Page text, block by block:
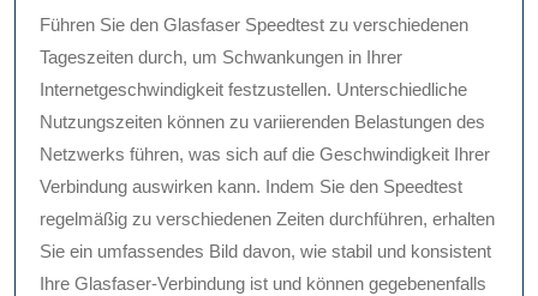
Führen Sie den Glasfaser Speedtest zu verschiedenen
Tageszeiten durch, um Schwankungen in Ihrer
Internetgeschwindigkeit festzustellen. Unterschiedliche
Nutzungszeiten können zu variierenden Belastungen des
Netzwerks führen, was sich auf die Geschwindigkeit Ihrer
Verbindung auswirken kann. Indem Sie den Speedtest
regelmäßig zu verschiedenen Zeiten durchführen, erhalten
Sie ein umfassendes Bild davon, wie stabil und konsistent
Ihre Glasfaser-Verbindung ist und können gegebenenfalls